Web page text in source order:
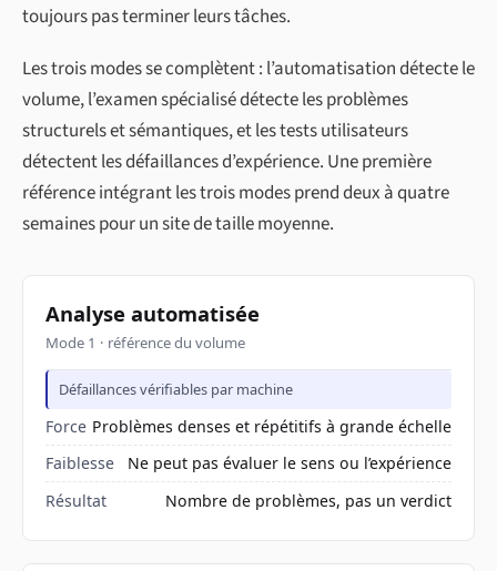
toujours pas terminer leurs tâches.
Les trois modes se complètent : l’automatisation détecte le
volume, l’examen spécialisé détecte les problèmes
structurels et sémantiques, et les tests utilisateurs
détectent les défaillances d’expérience. Une première
référence intégrant les trois modes prend deux à quatre
semaines pour un site de taille moyenne.
Analyse automatisée
Mode 1 · référence du volume
Défaillances vérifiables par machine
Force Problèmes denses et répétitifs à grande échelle
Faiblesse
Ne peut pas évaluer le sens ou l’expérience
Résultat
Nombre de problèmes, pas un verdict